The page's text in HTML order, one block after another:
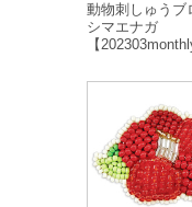
動物刺しゅうブ
シマエナガ
【